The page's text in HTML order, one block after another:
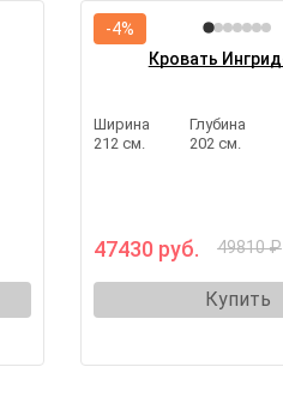
Кровать
Ширина
212 см.
Глубина
202 см.
47430 руб. 49810 ₽
Купить
-4%